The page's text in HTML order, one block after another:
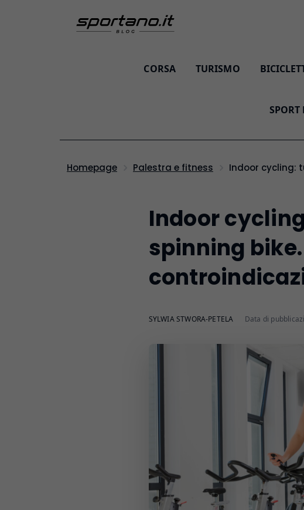
CORSA TURISMO
Homepage Palestra e fitness Indoor cycling:
Indoor
spinning
SYLWIA STWORA-PETELA Data di